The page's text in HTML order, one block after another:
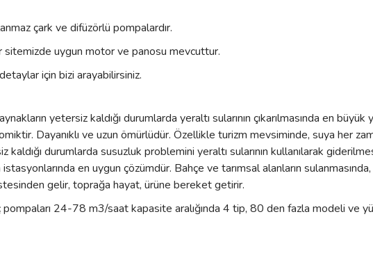
çark ve difüzörlü pompalardır.
sitemizde uygun motor ve panosu mevcuttur.
için bizi arayabilirsiniz.
yetersiz kaldığı durumlarda yeraltı sularının çıkarılmasında en büyük
Dayanıklı ve uzun ömürlüdür. Özellikle turizm mevsiminde, suya her
kaldığı durumlarda susuzluk problemini yeraltı sularının kullanılarak
istasyonlarında en uygun çözümdür. Bahçe ve tarımsal alanların
gelir, toprağa hayat, ürüne bereket getirir.
24-78 m3/saat kapasite aralığında 4 tip, 80 den fazla modeli ve